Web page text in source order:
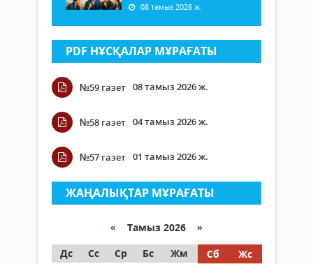
08 тамыз 2026 ж.
PDF НҰСҚАЛАР МҰРАҒАТЫ
№59 газет 08 тамыз 2026 ж.
№58 газет 04 тамыз 2026 ж.
№57 газет 01 тамыз 2026 ж.
ЖАҢАЛЫҚТАР МҰРАҒАТЫ
« Тамыз 2026 »
Дс
Сс Ср Бс Жм Сб
Жс